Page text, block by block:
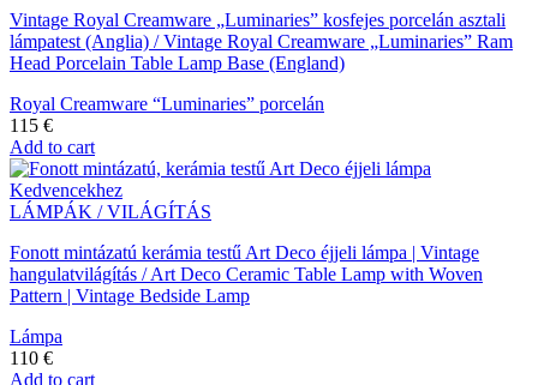
Vintage Royal Creamware „Luminaries” kosfejes porcelán asztali
lámpatest (Anglia) / Vintage Royal Creamware „Luminaries” Ram
Head Porcelain Table Lamp Base (England)
Royal Creamware “Luminaries” porcelán
115 €
Add to cart
Kedvencekhez
LÁMPÁK / VILÁGÍTÁS
Fonott mintázatú kerámia testű Art Deco éjjeli lámpa | Vintage
hangulatvilágítás / Art Deco Ceramic Table Lamp with Woven
Pattern | Vintage Bedside Lamp
Lámpa
110 €
Add to cart